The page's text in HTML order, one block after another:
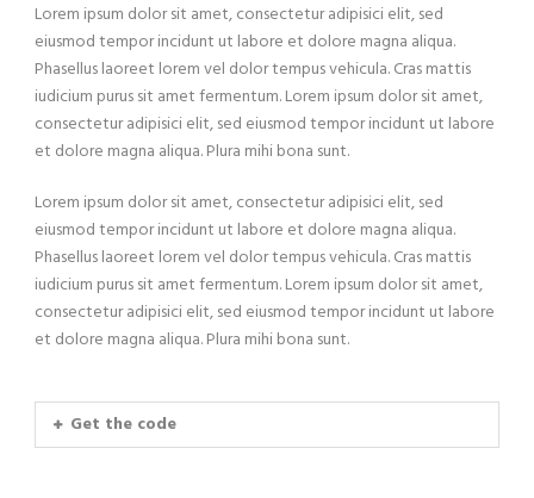
Lorem ipsum dolor sit amet, consectetur adipisici elit, sed
eiusmod tempor incidunt ut labore et dolore magna aliqua.
Phasellus laoreet lorem vel dolor tempus vehicula. Cras mattis
iudicium purus sit amet fermentum. Lorem ipsum dolor sit amet,
consectetur adipisici elit, sed eiusmod tempor incidunt ut labore
et dolore magna aliqua. Plura mihi bona sunt.
Lorem ipsum dolor sit amet, consectetur adipisici elit, sed
eiusmod tempor incidunt ut labore et dolore magna aliqua.
Phasellus laoreet lorem vel dolor tempus vehicula. Cras mattis
iudicium purus sit amet fermentum. Lorem ipsum dolor sit amet,
consectetur adipisici elit, sed eiusmod tempor incidunt ut labore
et dolore magna aliqua. Plura mihi bona sunt.
Get the code